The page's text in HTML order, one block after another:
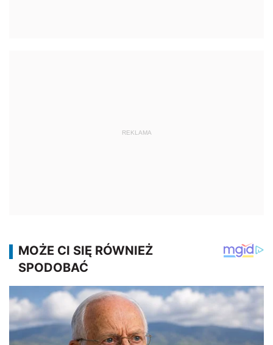
REKLAMA